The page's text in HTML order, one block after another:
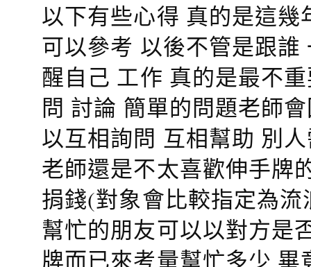
以下有些心得 真的是這
可以參考 以後不管是跟
醒自己 工作 真的是最不
問 討論 簡單的問題老師
以互相詢問 互相幫助 別
老師還是不太喜歡伸手牌
捐錢(對象會比較指定為
幫忙的朋友可以以對方是
牌而已來考量幫忙多少